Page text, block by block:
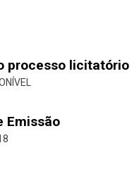
processo licitatório
Emissão